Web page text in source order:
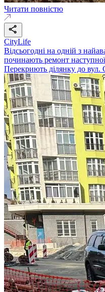
Читати повністю
CityLife
Відсьогодні на одній з
починають ремонт
Перекриють ділянку до вул.